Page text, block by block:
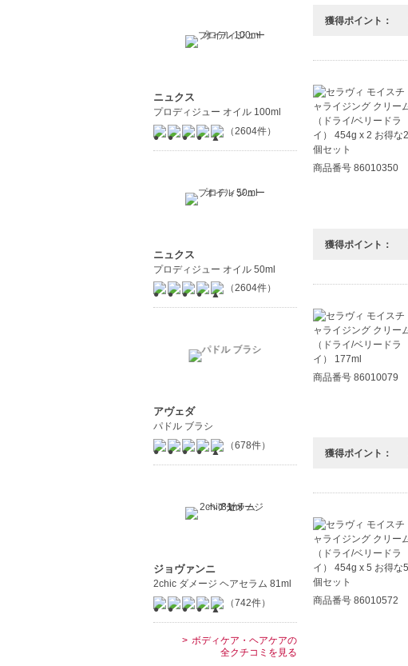
獲得ポイント：
商品番号 86010350
獲得ポイント：
商品番号 86010079
獲得ポイント：
商品番号 86010572
ニュクス
プロディジュー オイル 100ml
（2604件）
ニュクス
プロディジュー オイル 50ml
（2604件）
アヴェダ
パドル ブラシ
（678件）
ジョヴァンニ
2chic ダメージ ヘアセラム 81ml
（742件）
ボディケア・ヘアケアの
全クチコミを見る